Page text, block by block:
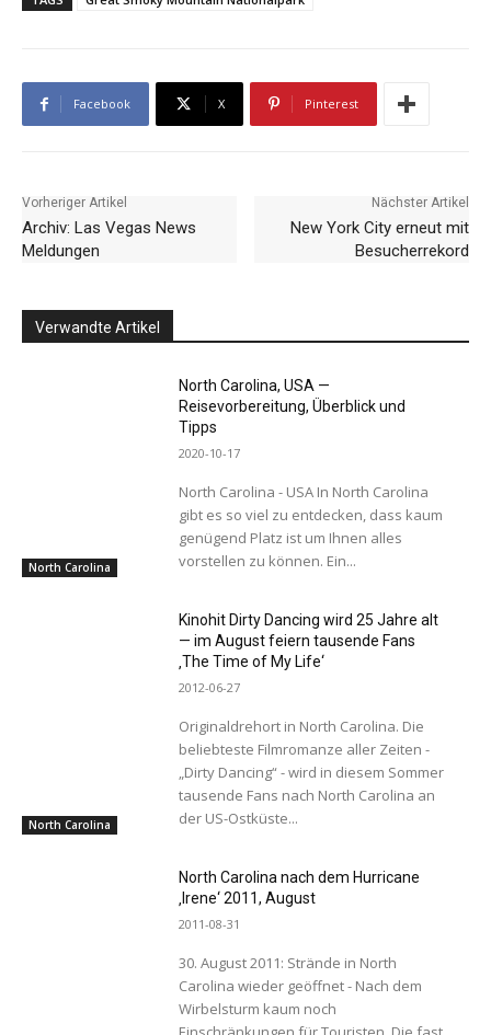
Facebook X Pinterest
Vorheriger Artikel
Archiv: Las Vegas News
Meldungen
Nächster Artikel
New York City erneut mit
Besucherrekord
Verwandte Artikel
North Carolina
North Carolina, USA —
Reisevorbereitung, Überblick und
Tipps
2020-10-17
North Carolina - USA In North Carolina
gibt es so viel zu entdecken, dass kaum
genügend Platz ist um Ihnen alles
vorstellen zu können. Ein...
North Carolina
Kinohit Dirty Dancing wird 25 Jahre alt
— im August feiern tausende Fans
‚The Time of My Life‘
2012-06-27
Originaldrehort in North Carolina. Die
beliebteste Filmromanze aller Zeiten -
„Dirty Dancing“ - wird in diesem Sommer
tausende Fans nach North Carolina an
der US-Ostküste...
North Carolina nach dem Hurricane
‚Irene‘ 2011, August
2011-08-31
30. August 2011: Strände in North
Carolina wieder geöffnet - Nach dem
Wirbelsturm kaum noch